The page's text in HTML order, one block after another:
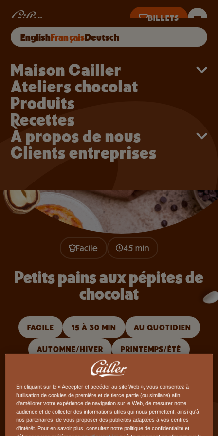
Petits pains aux
EnglishFrançaisDeutsch
Maison Cailler
Ateliers chocolat
Produits
Recettes
À propos de nous
Clients entreprises
BILLETS
DE 10H À 18H · DERNIÈRES VENTES À 17H
Facile 45 min
Petits pains aux pépites de
chocolat
FACILE 15 À 30 MIN AU QUOTIDIEN
AUTOMNE/HIVER PRINTEMPS/ÉTÉ
PÉPITES DE CHOCOLAT NOIR
SANS FRUITS À COQUE VÉGÉTARIEN
AU FOUR
En cliquant sur le « Accepter et accéder au site Web », vous consentez à
l'utilisation de cookies de première et de tierce partie (ou similaire) afin
d'améliorer votre expérience de navigation sur le Web, de mesurer notre
audience et de collecter des informations utiles qui nous permettent, ainsi qu'à
nos partenaires, de vous proposer des publicités adaptées à vos centres
d'intérêt. Pour en savoir plus, consultez notre politique de confidentialité et